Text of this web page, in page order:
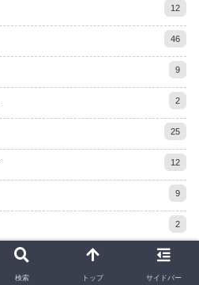
12
46
9
2
25
12
9
2
検索 トップ サイドバー